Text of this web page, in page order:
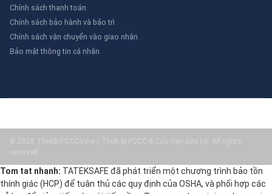
Chính sách thanh toán
Chính sách bảo hành và bảo trì
Chính sách vận chuyển vào giao nhận
Bảo mật thông tin cá nhân
© 2025 ThietBiPCCCVina / Thiết bị PCCC & Cứu nạn cứu hộ. All rights
reserved.
Tom tat nhanh: TATEKSAFE đã phát triển một chương trình bảo tồn
thính giác (HCP) để tuân thủ các quy định của OSHA, và phối hợp các